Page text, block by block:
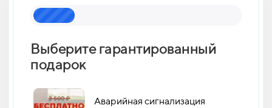
Выберите гарантированный
подарок
Аварийная сигнализация